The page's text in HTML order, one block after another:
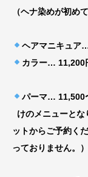
（ヘナ染めが初め
ヘアマニキュア
カラー… 11,200
パーマ… 11,500
けのメニューとな
ッ トからご予約く
っておりません。）